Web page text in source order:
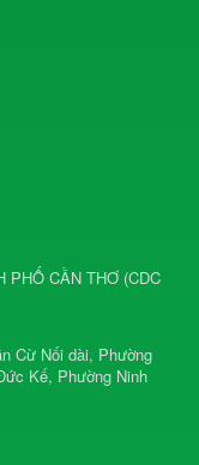
PHỐ CẦN THƠ (CDC
Cừ Nối dài, Phường
Kế, Phường Ninh